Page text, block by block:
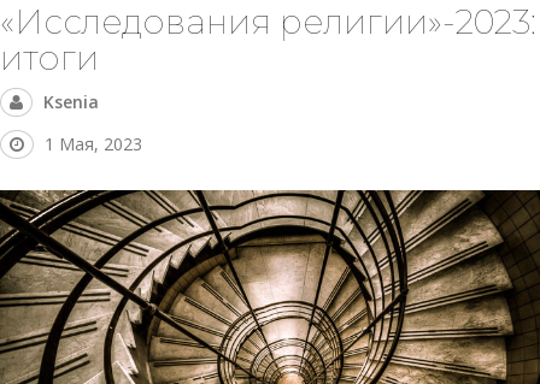
«Исследования религии»-2023:
итоги
Ksenia
1 Мая, 2023